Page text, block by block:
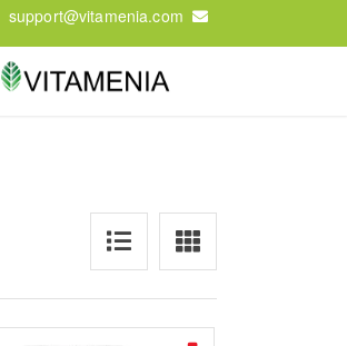
support@vitamenia.com